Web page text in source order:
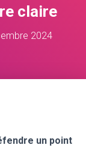
A
claire
2024
un point